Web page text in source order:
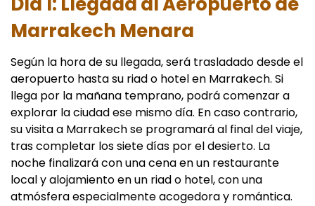
Marrakech Menara
Según la hora de su llegada, será trasladado desde el
aeropuerto hasta su riad o hotel en Marrakech. Si
llega por la mañana temprano, podrá comenzar a
explorar la ciudad ese mismo día. En caso contrario,
su visita a Marrakech se programará al final del viaje,
tras completar los siete días por el desierto. La
noche finalizará con una cena en un restaurante
local y alojamiento en un riad o hotel, con una
atmósfera especialmente acogedora y romántica.